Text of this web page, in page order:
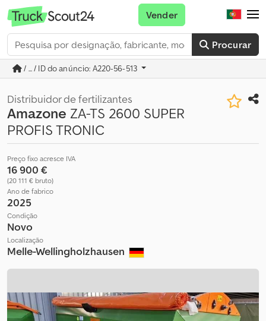
Procurar
Vender
/ ... / ID do anúncio: A220-56-513
Distribuidor de fertilizantes
Amazone ZA-TS 2600 SUPER
PROFIS TRONIC
Preço fixo acresce IVA
16 900 €
(20 111 € bruto)
Ano de fabrico
2025
Condição
Novo
Localização
Melle-Wellingholzhausen